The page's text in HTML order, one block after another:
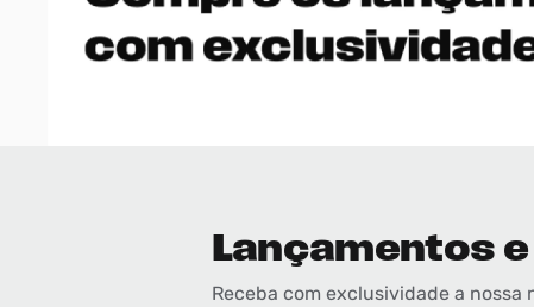
Lançamentos
Receba com exclusividade a nossa